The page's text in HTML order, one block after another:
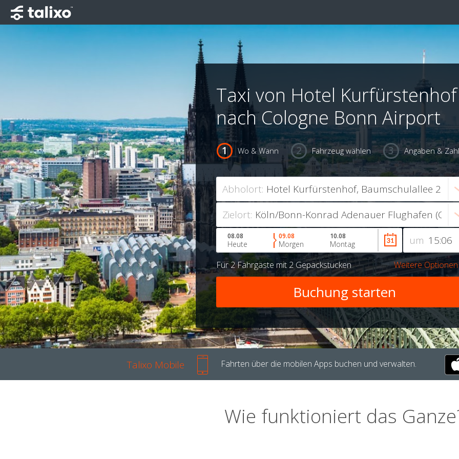
Taxi von Hotel Kurfürstenhof
nach Cologne Bonn Airport
Wo & Wann Fahrzeug wählen Angaben &
Abholort:
Zielort:
um
08.08
Heute
09.08
Morgen
10.08
Montag
Für2 Fahrgäste mit2 Gepäckstücken Weitere Optionen
Talixo Mobile Fahrten über die mobilen Apps buchen und verwalten.
Wie funktioniert das